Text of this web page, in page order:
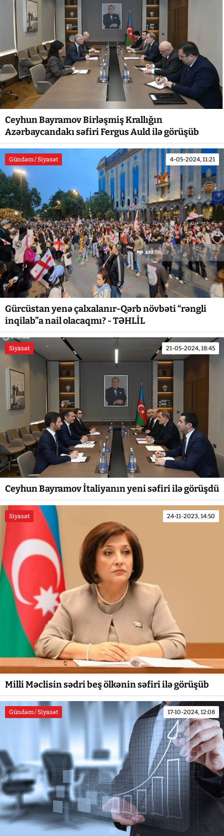
Ceyhun Bayramov Birləşmiş Krallığın
Azərbaycandakı səfiri Fergus Auld ilə görüşüb
Gündəm / Siyasət 4-05-2024, 11:21
Gürcüstan yenə çalxalanır-Qərb növbəti “rəngli
inqilab”a nail olacaqmı? - TƏHLİL
Siyasət 21-05-2024, 18:45
Ceyhun Bayramov İtaliyanın yeni səfiri ilə görüşdü
Siyasət 24-11-2023, 14:50
Milli Məclisin sədri beş ölkənin səfiri ilə görüşüb
Gündəm / Siyasət 17-10-2024, 12:08